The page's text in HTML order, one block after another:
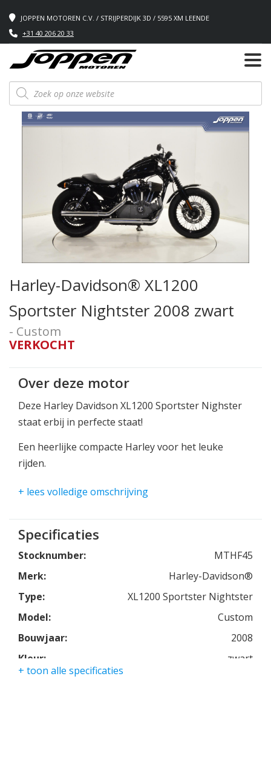
JOPPEN MOTOREN C.V. / STRIJPERDIJK 3D / 5595 XM LEENDE
+31 40 206 20 33
Producten
zoeken
Harley-Davidson® XL1200
Sportster Nightster 2008 zwart
- Custom
VERKOCHT
Over deze motor
Deze Harley Davidson XL1200 Sportster Nighster
staat erbij in perfecte staat!
Een heerlijke compacte Harley voor het leuke
rijden.
Vance & Hines uitlaat dempers voor het stoere
Compleet met zijtas voor de kleine bagage
mogelijkheid.
Nette complete nederlands geleverde Harley voor
Motoren!
+ lees volledige omschrijving
Specificaties
Stocknumber:
MTHF45
Merk:
Harley-Davidson®
Type:
XL1200 Sportster Nightster
Model:
Custom
Bouwjaar:
2008
Kleur:
zwart
+ toon alle specificaties